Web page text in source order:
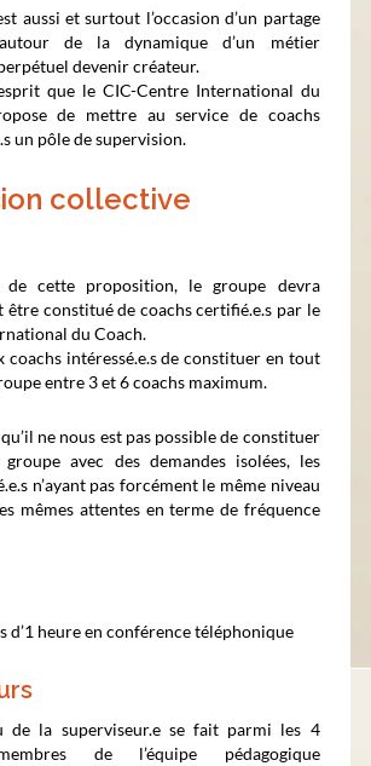
aussi et surtout l’occasion d’un partage
de la dynamique d’un métier
devenir créateur.
que le CIC-Centre International du
de mettre au service de coachs
un pôle de supervision.
collective
de cette proposition, le groupe devra
constitué de coachs certifié.e.s par le
du Coach.
coachs intéressé.e.s de constituer en tout
entre 3 et 6 coachs maximum.
ne nous est pas possible de constituer
avec des demandes isolées, les
n’ayant pas forcément le même niveau
mêmes attentes en terme de fréquence
d’1 heure en conférence téléphonique
de la superviseur.e se fait parmi les 4
membres de l’équipe pédagogique